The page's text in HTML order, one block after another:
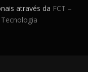
através da FCT –